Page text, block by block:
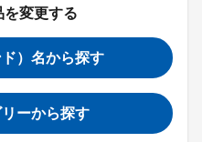
を変更する
）名から探す
ーから探す